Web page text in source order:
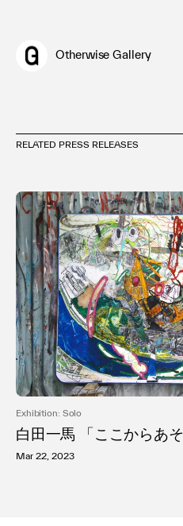
Otherwise Gallery
RELATED PRESS RELEASES
Exhibition: Solo
白田一馬 「ここからあ
Mar 22, 2023